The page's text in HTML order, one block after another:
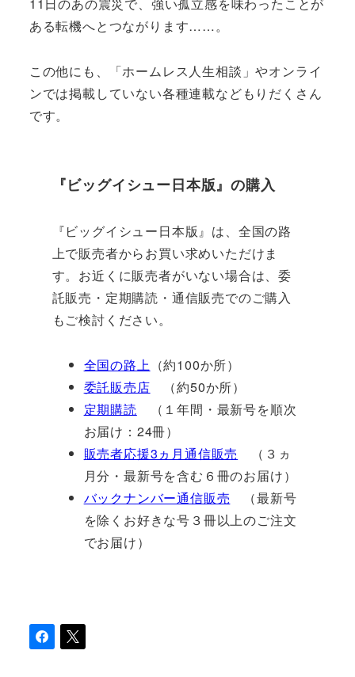
ある転機へとつながります……。
この他にも、「ホームレス人生相談」やオンライ
ンでは掲載していない各種連載などもりだくさん
です。
『ビッグイシュー日本版』の購入
『ビッグイシュー日本版』は、全国の路
上で販売者からお買い求めいただけま
す。お近くに販売者がいない場合は、委
託販売・定期購読・通信販売でのご購入
もご検討ください。
全国の路上 （約100か所）
委託販売店 （約50か所）
定期購読 （１年間・最新号を順次
お届け：24冊）
販売者応援3ヵ月通信販売 （３ヵ
月分・最新号を含む６冊のお届け）
バックナンバー通信販売 （最新号
を除くお好きな号３冊以上のご注文
でお届け）